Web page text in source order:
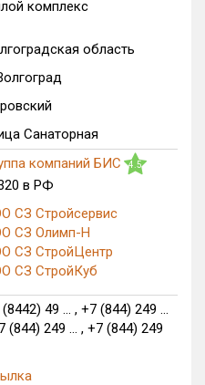
до
40 из 1 007
158 из 7 623
комплекс
область
Санаторная
компаний БИС 4.5
в РФ
СЗ Стройсервис
СЗ Олимп-Н
СЗ СтройЦентр
СЗ СтройКуб
49 ... , +7 (844) 249 ...
(844) 249 ... , +7 (844) 249